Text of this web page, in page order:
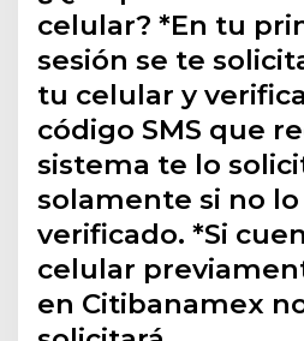
celular? *En tu
sesión se te
tu celular y
código SMS que
sistema te lo
solamente si no lo
verificado. *Si
celular
en Citibanamex